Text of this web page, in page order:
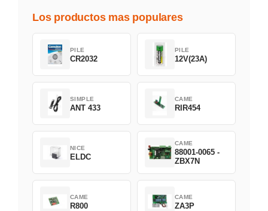
Los productos mas populares
PILE
CR2032
PILE
12V(23A)
SIMPLE
ANT 433
CAME
RIR454
NICE
ELDC
CAME
88001-0065 -
ZBX7N
CAME
R800
CAME
ZA3P